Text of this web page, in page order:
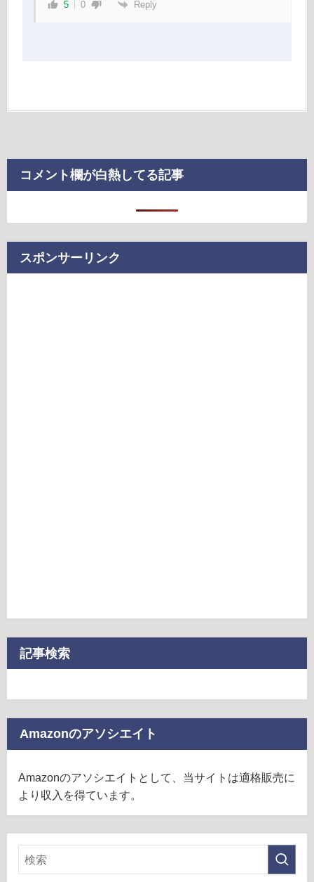
5 0 Reply
コメント欄が白熱してる記事
スポンサーリンク
記事検索
Amazonのアソシエイト
Amazonのアソシエイトとして、当サイトは適格販売に
より収入を得ています。